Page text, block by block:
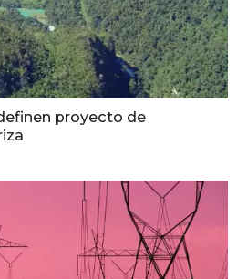
proyecto de